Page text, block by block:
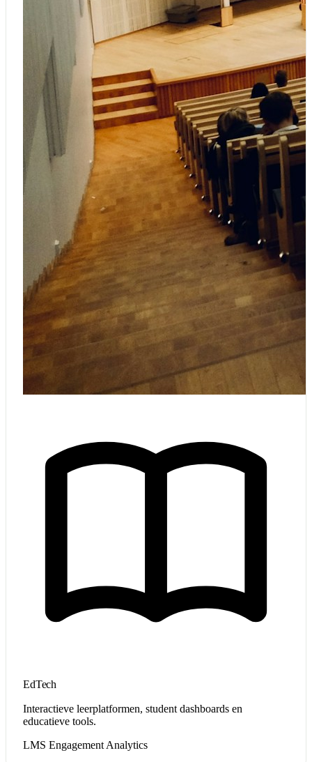
EdTech
Interactieve leerplatformen, student dashboards en
educatieve tools.
LMS Engagement Analytics